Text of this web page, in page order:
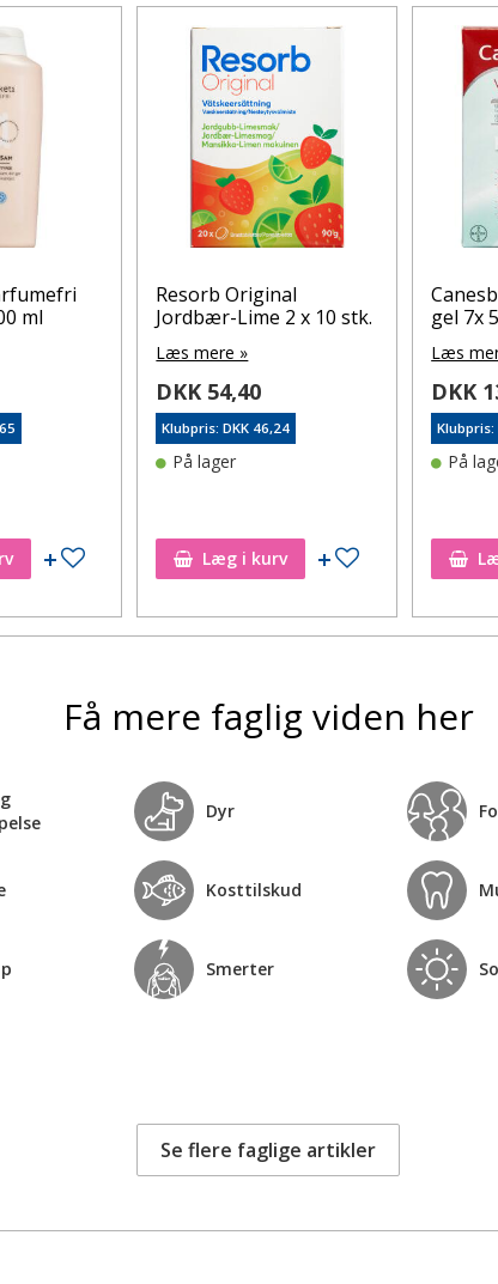
ml
Tilføj til ønskeseddel
Resorb Original
Jordbær-Lime 2 x 10 stk.
Læs mere »
DKK 54,40
Klubpris: DKK 46,24
På lager
Læg i kurv Tilføj til
gel 7x
Læs
DKK
Klubpris:
På
Få mere faglig viden her
Dyr
Kosttilskud
Smerter
Se flere faglige artikler